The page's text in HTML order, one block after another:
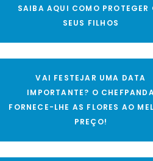
SAIBA AQUI COMO PROTEGER
SEUS FILHOS
VAI FESTEJAR UMA DATA
IMPORTANTE? O
FORNECE-LHE AS FLORES AO
PREÇO!